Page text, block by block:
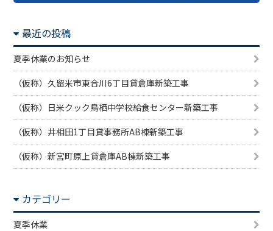
最近の投稿
夏季休業のお知らせ
（仮称）久留米市東合川6丁目貸倉庫新築工事
（仮称）日米クック鳥栖中学校給食センター新築工事
（仮称）井相田1丁目貸事務所AB棟新築工事
（仮称）新宮町原上貸倉庫AB棟新築工事
カテゴリー
夏季休業